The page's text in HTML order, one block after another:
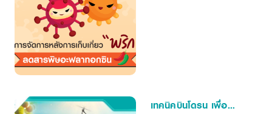
เทคนิคบินโดรน เพื่อ